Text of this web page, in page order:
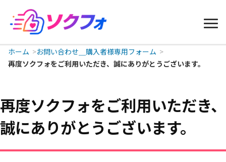
ホーム
お問い合わせ＿購入者様専用フォーム
再度ソクフォをご利用いただき、誠にありがとうございます。
再度ソクフォをご利用いただき、
誠にありがとうございます。